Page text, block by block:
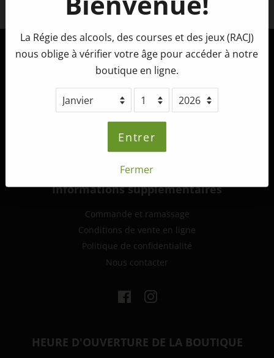
Facebook
Tête d'Allumette Microbrasserie
265, route 132 ouest,
St-André-de-Kamouraska (Québec)
Informations supplémentaires
Commande et ramassage
Conditions de vente en ligne
Politique de confidentialité
Nous contacter
Facebook
HEURE D'OUVERTURE DE LA BOUTIQUE
La Régie des alcools, des courses et des jeux (RACJ)
nous oblige à vérifier votre âge pour accéder à notre
boutique en ligne.
Entrer
Fermer